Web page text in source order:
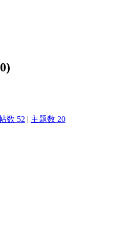
数 52 | 主题数 20